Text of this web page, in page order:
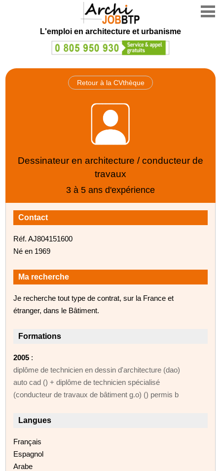
L'emploi en architecture et urbanisme
Retour à la CVthèque
Dessinateur en architecture / conducteur de
travaux
3 à 5 ans d'expérience
Contact
Réf. AJ804151600
Né en 1969
Ma recherche
Je recherche tout type de contrat, sur la France et
étranger, dans le Bâtiment.
Formations
2005 :
diplôme de technicien en dessin d'architecture (dao)
auto cad () + diplôme de technicien spécialisé
(conducteur de travaux de bâtiment g.o) () permis b
Langues
Français
Espagnol
Arabe